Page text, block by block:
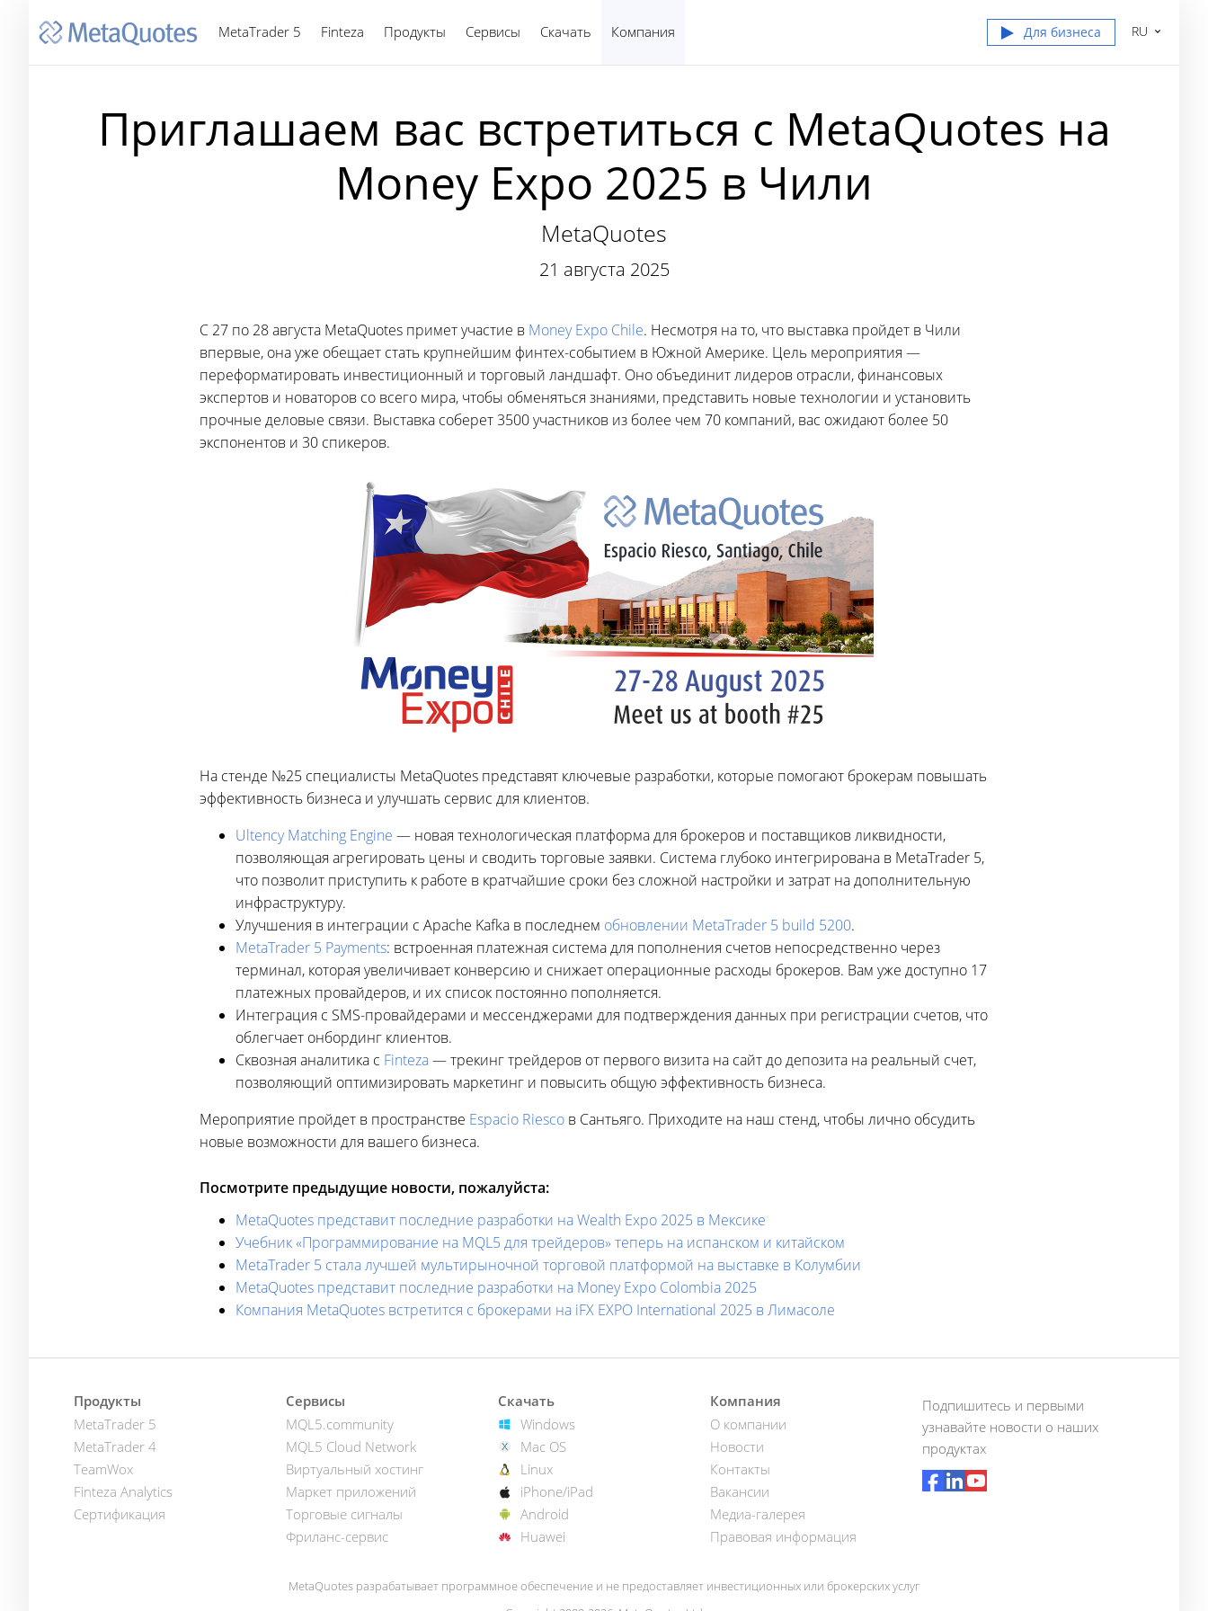
MetaTrader 5 Finteza Продукты Сервисы Скачать Компания Для бизнеса RU
Приглашаем вас встретиться с MetaQuotes на
Money Expo 2025 в Чили
MetaQuotes
21 августа 2025
С 27 по 28 августа MetaQuotes примет участие в Money Expo Chile. Несмотря на то, что выставка пройдет в Чили
впервые, она уже обещает стать крупнейшим финтех-событием в Южной Америке. Цель мероприятия —
переформатировать инвестиционный и торговый ландшафт. Оно объединит лидеров отрасли, финансовых
экспертов и новаторов со всего мира, чтобы обменяться знаниями, представить новые технологии и установить
прочные деловые связи. Выставка соберет 3500 участников из более чем 70 компаний, вас ожидают более 50
экспонентов и 30 спикеров.
На стенде №25 специалисты MetaQuotes представят ключевые разработки, которые помогают брокерам повышать
эффективность бизнеса и улучшать сервис для клиентов.
Ultency Matching Engine — новая технологическая платформа для брокеров и поставщиков ликвидности,
позволяющая агрегировать цены и сводить торговые заявки. Система глубоко интегрирована в MetaTrader 5,
что позволит приступить к работе в кратчайшие сроки без сложной настройки и затрат на дополнительную
инфраструктуру.
Улучшения в интеграции с Apache Kafka в последнем обновлении MetaTrader 5 build 5200.
MetaTrader 5 Payments: встроенная платежная система для пополнения счетов непосредственно через
терминал, которая увеличивает конверсию и снижает операционные расходы брокеров. Вам уже доступно 17
платежных провайдеров, и их список постоянно пополняется.
Интеграция с SMS-провайдерами и мессенджерами для подтверждения данных при регистрации счетов, что
облегчает онбординг клиентов.
Сквозная аналитика с Finteza— трекинг трейдеров от первого визита на сайт до депозита на реальный счет,
позволяющий оптимизировать маркетинг и повысить общую эффективность бизнеса.
Мероприятие пройдет в пространстве Espacio Riesco в Сантьяго. Приходите на наш стенд, чтобы лично обсудить
новые возможности для вашего бизнеса.
Посмотрите предыдущие новости, пожалуйста:
MetaQuotes представит последние разработки на Wealth Expo 2025 в Мексике
Учебник «Программирование на MQL5 для трейдеров» теперь на испанском и китайском
MetaTrader 5 стала лучшей мультирыночной торговой платформой на выставке в Колумбии
MetaQuotes представит последние разработки на Money Expo Colombia 2025
Компания MetaQuotes встретится с брокерами на iFX EXPO International 2025 в Лимасоле
Продукты
MetaTrader 5
MetaTrader 4
TeamWox
Finteza Analytics
Сертификация
Сервисы
MQL5.community
MQL5 Cloud Network
Виртуальный хостинг
Маркет приложений
Торговые сигналы
Фриланс-сервис
Скачать
Windows
Mac OS
Linux
iPhone/iPad
Android
Huawei
Компания
О компании
Новости
Контакты
Вакансии
Медиа-галерея
Правовая информация
Подпишитесь и первыми
узнавайте новости о наших
продуктах
MetaQuotes разрабатывает программное обеспечение и не предоставляет инвестиционных или брокерских услуг